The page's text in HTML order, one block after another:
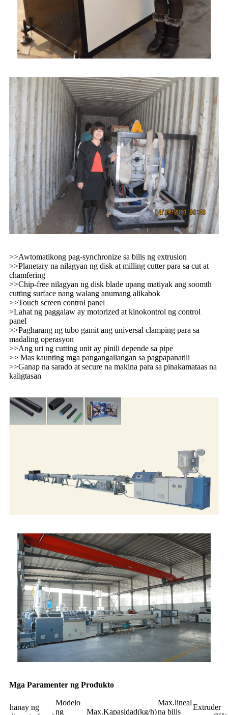
>>Awtomatikong pag-synchronize sa bilis ng extrusion
>>Planetary na nilagyan ng disk at milling cutter para sa cut at
chamfering
>>Chip-free nilagyan ng disk blade upang matiyak ang soomth
cutting surface nang walang anumang alikabok
>>Touch screen control panel
>Lahat ng paggalaw ay motorized at kinokontrol ng control
panel
>>Pagharang ng tubo gamit ang universal clamping para sa
madaling operasyon
>>Ang uri ng cutting unit ay pinili depende sa pipe
>> Mas kaunting mga pangangailangan sa pagpapanatili
>>Ganap na sarado at secure na makina para sa pinakamataas na
kaligtasan
Mga Paramenter ng Produkto
hanay ng
Modelo
ng
Max.Kapasidad(kg/h)
Max.lineal
na bilis
Extruder